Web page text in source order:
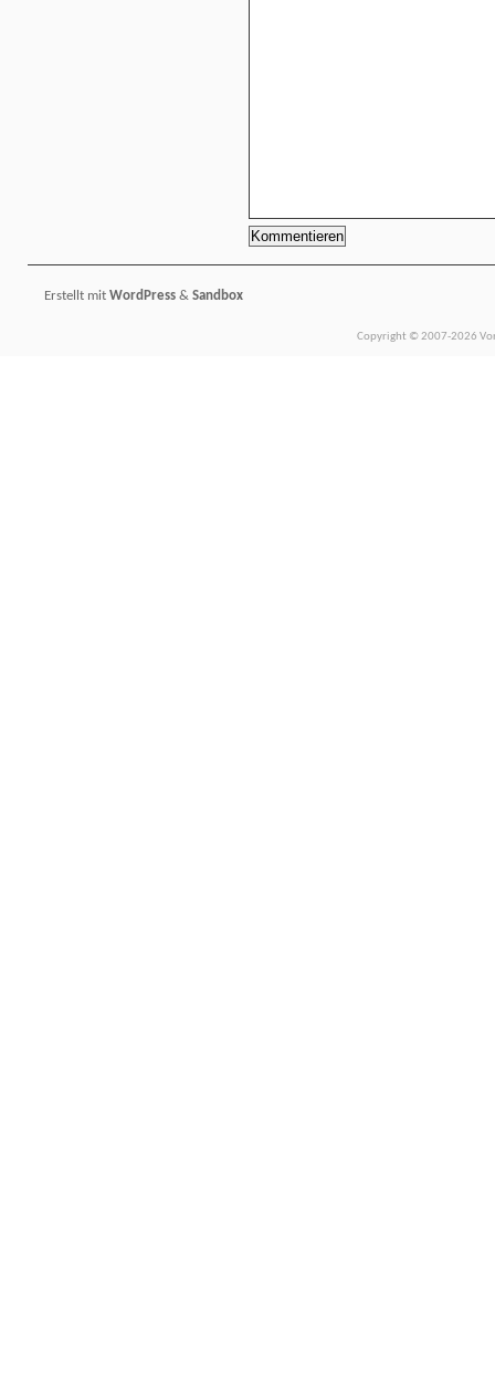
Erstellt mit WordPress & Sandbox
Copyright © 2007-2026